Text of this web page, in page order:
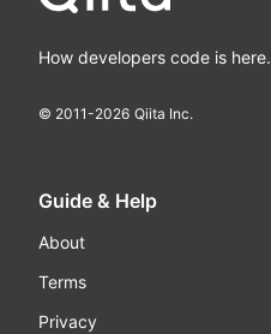
How developers code is here.
© 2011-2026 Qiita Inc.
Guide & Help
About
Terms
Privacy